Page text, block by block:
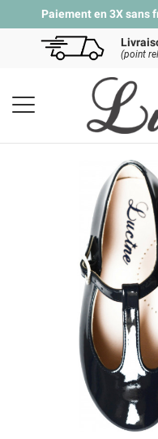
Paiement en 3X sans
(point